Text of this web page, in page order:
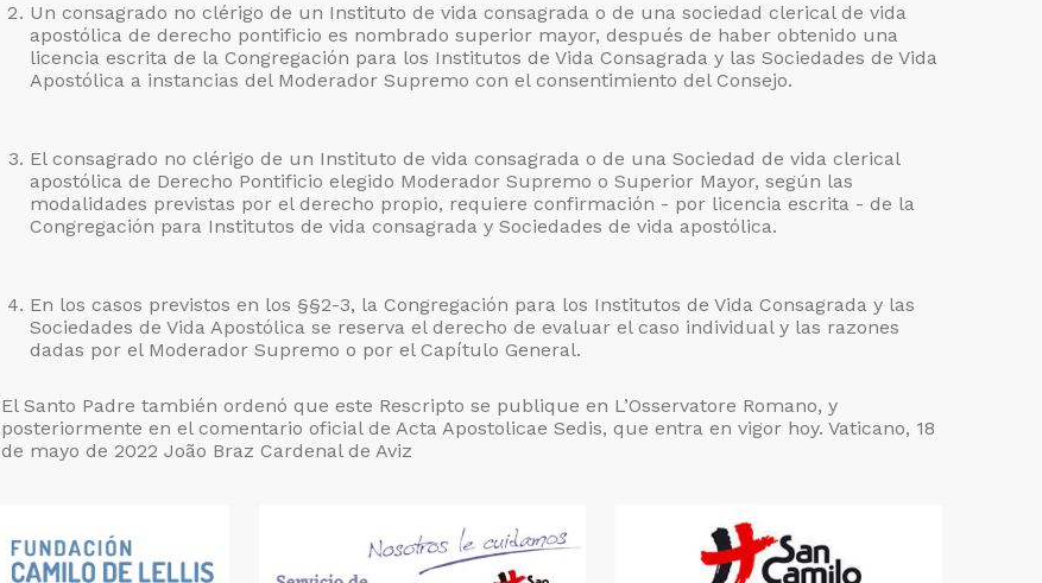
Un consagrado no clérigo de un Instituto de vida consagrada o de una sociedad clerical de vida
apostólica de derecho pontificio es nombrado superior mayor, después de haber obtenido una
licencia escrita de la Congregación para los Institutos de Vida Consagrada y las Sociedades de Vida
Apostólica a instancias del Moderador Supremo con el consentimiento del Consejo.
El consagrado no clérigo de un Instituto de vida consagrada o de una Sociedad de vida clerical
apostólica de Derecho Pontificio elegido Moderador Supremo o Superior Mayor, según las
modalidades previstas por el derecho propio, requiere confirmación - por licencia escrita - de la
Congregación para Institutos de vida consagrada y Sociedades de vida apostólica.
En los casos previstos en los §§2-3, la Congregación para los Institutos de Vida Consagrada y las
Sociedades de Vida Apostólica se reserva el derecho de evaluar el caso individual y las razones
dadas por el Moderador Supremo o por el Capítulo General.
El Santo Padre también ordenó que este Rescripto se publique en L’Osservatore Romano, y
posteriormente en el comentario oficial de Acta Apostolicae Sedis, que entra en vigor hoy. Vaticano, 18
de mayo de 2022 João Braz Cardenal de Aviz